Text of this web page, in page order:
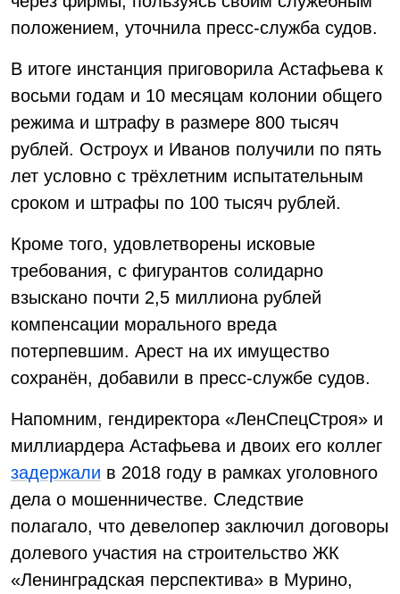
положением, уточнила пресс-служба судов.
В итоге инстанция приговорила Астафьева к
восьми годам и 10 месяцам колонии общего
режима и штрафу в размере 800 тысяч
рублей. Остроух и Иванов получили по пять
лет условно с трёхлетним испытательным
сроком и штрафы по 100 тысяч рублей.
Кроме того, удовлетворены исковые
требования, с фигурантов солидарно
взыскано почти 2,5 миллиона рублей
компенсации морального вреда
потерпевшим. Арест на их имущество
сохранён, добавили в пресс-службе судов.
Напомним, гендиректора «ЛенСпецСтроя» и
миллиардера Астафьева и двоих его коллег
задержали в 2018 году в рамках уголовного
дела о мошенничестве. Следствие
полагало, что девелопер заключил договоры
долевого участия на строительство ЖК
«Ленинградская перспектива» в Мурино,